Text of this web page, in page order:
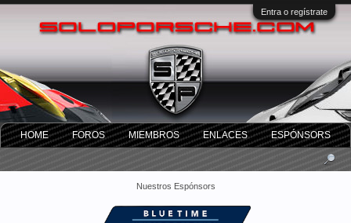
Entra o regístrate
Nuestros Espónsors
HOME FOROS MIEMBROS ENLACES ESPÓNSORS